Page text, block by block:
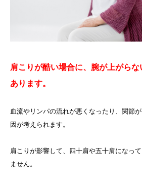
肩こりが酷い場合に、腕が上がら
あります。
血流やリンパの流れが悪くなったり、関節
因が考えられます。
肩こりが影響して、四十肩や五十肩になっ
ません。